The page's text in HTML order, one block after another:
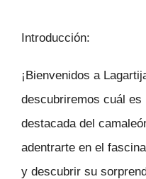
Introducción:
¡Bienvenidos a
descubriremos cuál
destacada del
adentrarte en el
y descubrir su